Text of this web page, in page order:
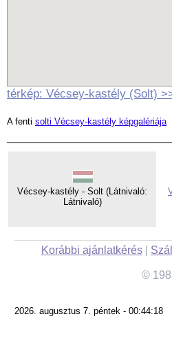
térkép: Vécsey-kastély (Solt)
A fenti solti Vécsey-kastély képgalériája
Vécsey-kastély - Solt (Látnivaló:
Látnivaló)
Korábbi ajánlatkérés|
©
2026. augusztus 7. péntek - 00:44:18